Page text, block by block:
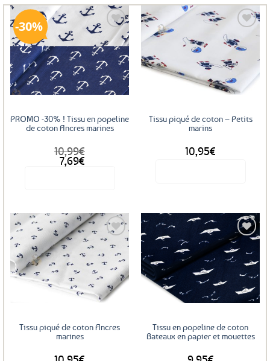
30%
Ajouter
aux
favoris
PROMO -30% ! Tissu en popeline
de coton Ancres marines
10,99€
7,69€
plusieurs
variations.
Les
options
peuvent
sur
Ajouter
aux
Tissu piqué de coton – Petits
marins
10,95€
Ajouter
aux
favoris
Tissu piqué de coton Ancres
marines
Ajouter
aux
favoris
Tissu en popeline de coton
Bateaux en papier et mouettes